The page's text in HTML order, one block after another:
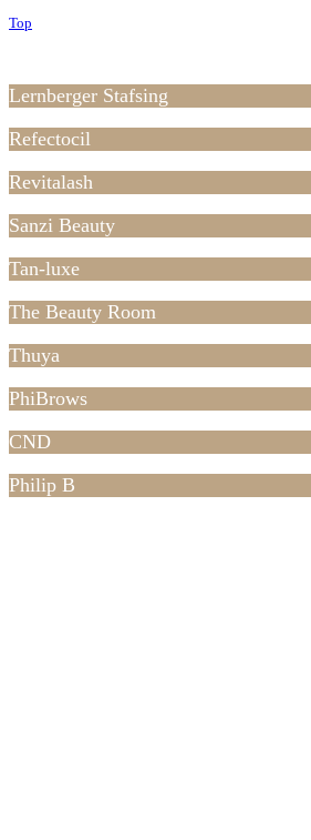
Top
Lernberger Stafsing
Refectocil
Revitalash
Sanzi Beauty
Tan-luxe
The Beauty Room
Thuya
PhiBrows
CND
Philip B